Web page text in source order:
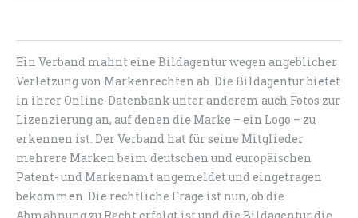
Ein Verband mahnt eine Bildagentur wegen angeblicher
Verletzung von Markenrechten ab. Die Bildagentur bietet
in ihrer Online-Datenbank unter anderem auch Fotos zur
Lizenzierung an, auf denen die Marke – ein Logo – zu
erkennen ist. Der Verband hat für seine Mitglieder
mehrere Marken beim deutschen und europäischen
Patent- und Markenamt angemeldet und eingetragen
bekommen. Die rechtliche Frage ist nun, ob die